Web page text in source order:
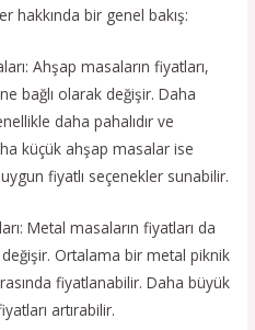
hakkında bir genel bakış:
Ahşap masaların fiyatları,
bağlı olarak değişir. Daha
daha pahalıdır ve
küçük ahşap masalar ise
fiyatlı seçenekler sunabilir.
Metal masaların fiyatları da
Ortalama bir metal piknik
fiyatlanabilir. Daha büyük
artırabilir.